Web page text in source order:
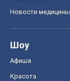
Новости медицины
Шоу
Афиша
Красота